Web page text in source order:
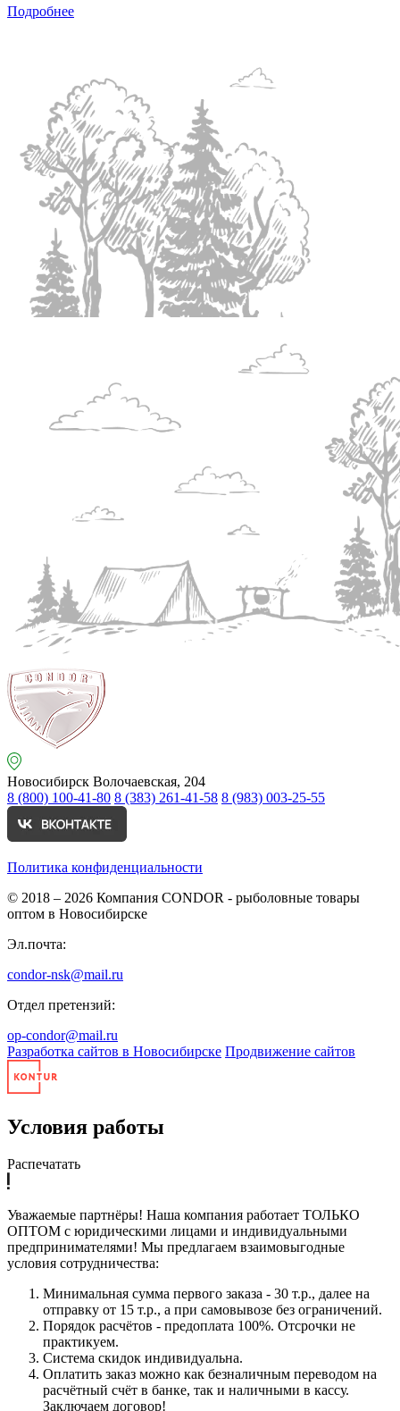
Подробнее
Новосибирск Волочаевская, 204
8 (800) 100-41-80 8 (383) 261-41-58 8 (983) 003-25-55
Политика конфиденциальности
© 2018 – 2026 Компания CONDOR - рыболовные товары
оптом в Новосибирске
Эл.почта:
condor-nsk@mail.ru
Отдел претензий:
op-condor@mail.ru
Разработка сайтов в Новосибирске Продвижение сайтов
Условия работы
Распечатать
Уважаемые партнёры! Наша компания работает ТОЛЬКО
ОПТОМ с юридическими лицами и индивидуальными
предпринимателями! Мы предлагаем взаимовыгодные
условия сотрудничества:
Минимальная сумма первого заказа - 30 т.р., далее на
отправку от 15 т.р., а при самовывозе без ограничений.
Порядок расчётов - предоплата 100%. Отсрочки не
практикуем.
Система скидок индивидуальна.
Оплатить заказ можно как безналичным переводом на
расчётный счёт в банке, так и наличными в кассу.
Заключаем договор!